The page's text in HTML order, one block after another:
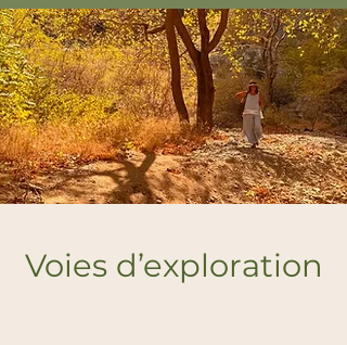
Voies d’exploration